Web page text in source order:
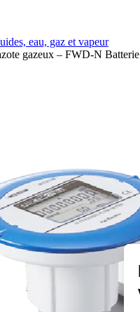
eau, gaz et vapeur
gazeux – FWD-N Batterie